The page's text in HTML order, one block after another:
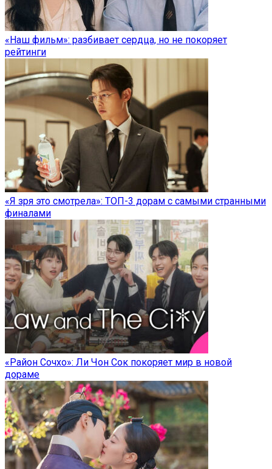
«Наш фильм»: разбивает сердца, но не покоряет
рейтинги
«Я зря это смотрела»: ТОП-3 дорам с самыми странными
финалами
«Район Сочхо»: Ли Чон Сок покоряет мир в новой
дораме